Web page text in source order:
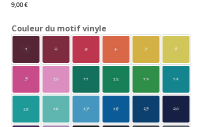
9,00€
Couleur du motif vinyle